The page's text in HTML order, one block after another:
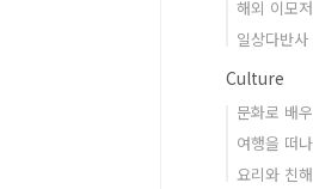
해외 이모
일상다반사
Culture
문화로 배
여행을 떠
요리와 친